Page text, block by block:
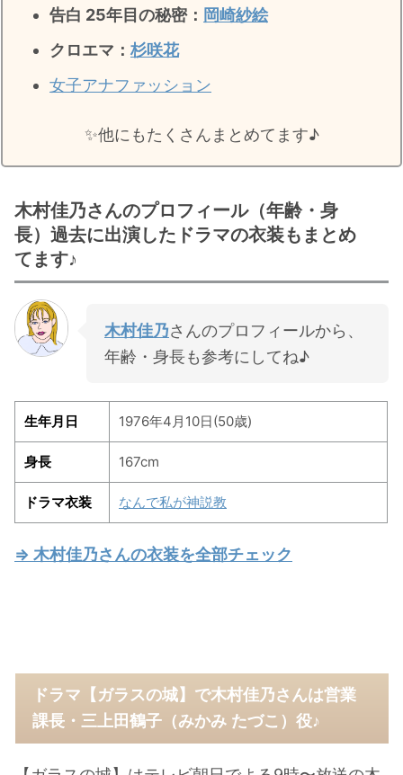
告白 25年目の秘密： 岡崎紗絵
クロエマ： 杉咲花
女子アナファッション
✨️他にもたくさんまとめてます♪
木村佳乃さんのプロフィール（年齢・身
長）過去に出演したドラマの衣装もまとめ
てます♪
木村佳乃さんのプロフィールから、
年齢・身長も参考にしてね♪
生年月日 1976年4月10日(50歳)
身長 167cm
ドラマ衣装 なんで私が神説教
⇒ 木村佳乃さんの衣装を全部チェック
ドラマ【ガラスの城】で木村佳乃さんは営業
課長・三上田鶴子（みかみ たづこ）役♪